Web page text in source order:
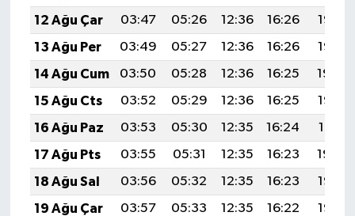
12 Ağu Çar
03:47 05:26 12:36 16:26
19:37
13 Ağu Per
03:49 05:27 12:36 16:26
19:35
14 Ağu Cum
03:50 05:28 12:36 16:25
19:34
15 Ağu Cts
03:52 05:29 12:36 16:25
19:33
16 Ağu Paz
03:53 05:30 12:35 16:24
19:31
17 Ağu Pts
03:55 05:31 12:35 16:23
19:30
18 Ağu Sal
03:56 05:32 12:35 16:23
19:28
19 Ağu Çar
03:57 05:33 12:35 16:22
19:27